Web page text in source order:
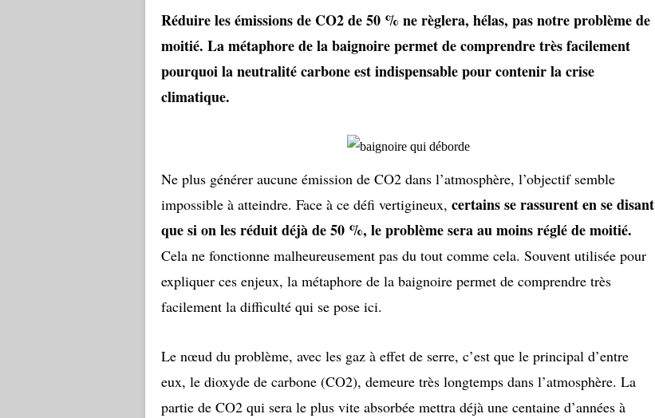
Réduire les émissions de CO2 de 50 % ne règlera, hélas, pas notre problème de
moitié. La métaphore de la baignoire permet de comprendre très facilement
pourquoi la neutralité carbone est indispensable pour contenir la crise
climatique.
Ne plus générer aucune émission de CO2 dans l’atmosphère, l’objectif semble
impossible à atteindre. Face à ce défi vertigineux, certains se rassurent en se disant
que si on les réduit déjà de 50 %, le problème sera au moins réglé de moitié.
Cela ne fonctionne malheureusement pas du tout comme cela. Souvent utilisée pour
expliquer ces enjeux, la métaphore de la baignoire permet de comprendre très
facilement la difficulté qui se pose ici.
Le nœud du problème, avec les gaz à effet de serre, c’est que le principal d’entre
eux, le dioxyde de carbone (CO2), demeure très longtemps dans l’atmosphère. La
partie de CO2 qui sera le plus vite absorbée mettra déjà une centaine d’années à